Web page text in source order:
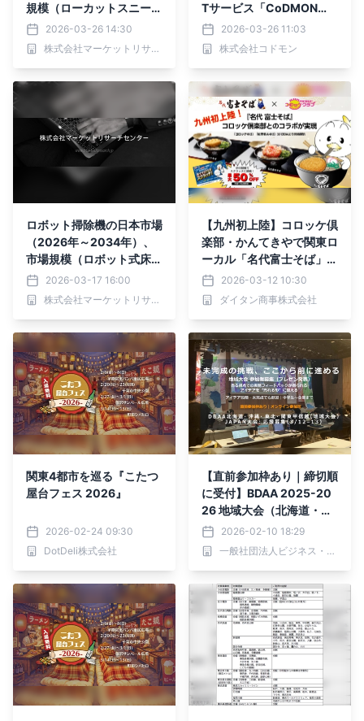
規模（ローカットスニーカ
ー、ミッドカットスニーカ
ー、ハイカットスニーカ
ー）・分析レポートを発表
2026-03-26 14:30
株式会社マーケットリサーチセンター
Tサービス「CoDMON
（コドモン）」を導入。全
国721自治体、埼玉県内で
は計33自治体に普及
2026-03-26 11:03
株式会社コドモン
ロボット掃除機の日本市場
（2026年～2034年）、
市場規模（ロボット式床用
掃除機、ロボット式プール
用掃除機、ロボット式床用
掃除機、ロボット式プール
を発表
2026-03-17 16:00
株式会社マーケットリサーチセンター
【九州初上陸】コロッケ倶
楽部・かんてきやで関東ロ
ーカル「名代富士そば」メ
ニューを3月20日から提供
開始
2026-03-12 10:30
ダイタン商事株式会社
関東4都市を巡る『こたつ
屋台フェス 2026』
2026-02-24 09:30
DotDeli株式会社
【直前参加枠あり｜締切順
に受付】BDAA 2025-20
26 地域大会（北海道・沖
縄・東北・関東甲信越）＆
全国JAPAN大会
2026-02-10 18:29
一般社団法人ビジネス・アクション・クラブ